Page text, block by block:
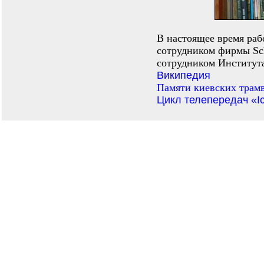
В настоящее время
сотрудником фирмы
сотрудником
Википедия
Памяти киевских
Цикл телепередач